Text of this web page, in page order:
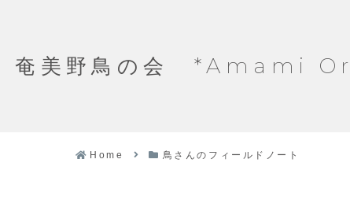
奄美野鳥の会 *Amami
Home 鳥さんのフィールドノート